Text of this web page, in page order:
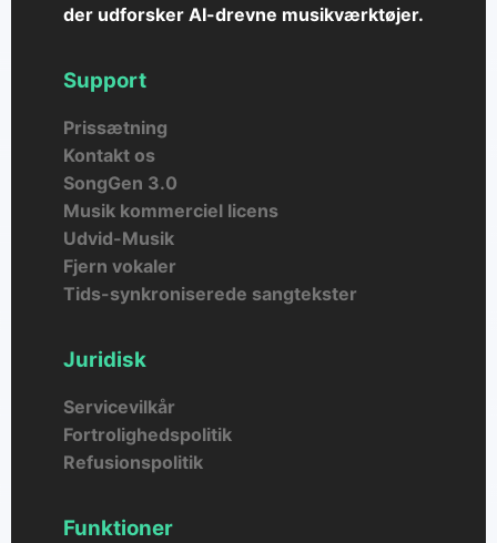
der udforsker AI-drevne musikværktøjer.
Support
Prissætning
Kontakt os
SongGen 3.0
Musik kommerciel licens
Udvid-Musik
Fjern vokaler
Tids-synkroniserede sangtekster
Juridisk
Servicevilkår
Fortrolighedspolitik
Refusionspolitik
Funktioner